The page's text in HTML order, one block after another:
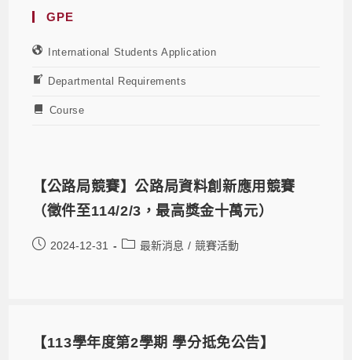
GPE
International Students Application
Departmental Requirements
Course
【公路局競賽】公路局資料創新應用競賽
（徵件至114/2/3，最高獎金十萬元）
2024-12-31 最新消息 / 競賽活動
【113學年度第2學期 學分抵免公告】